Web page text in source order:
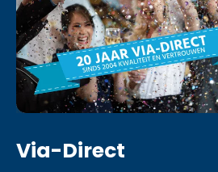
Via-Direct